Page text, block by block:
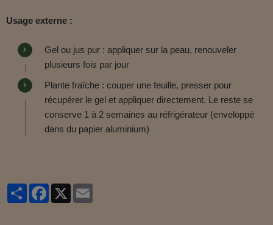
Usage externe :
Gel ou jus pur : appliquer sur la peau, renouveler
plusieurs fois par jour
Plante fraîche : couper une feuille, presser pour
récupérer le gel et appliquer directement. Le reste se
conserve 1 à 2 semaines au réfrigérateur (enveloppé
dans du papier aluminium)
PartagerFacebook